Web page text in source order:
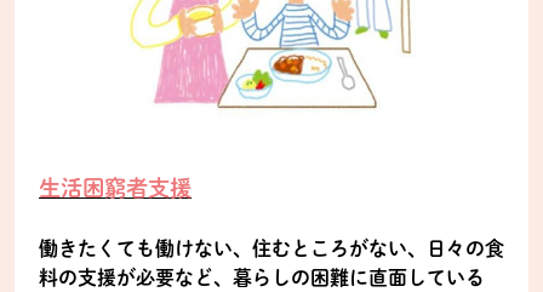
生活困窮者支援
働きたくても働けない、住むところがない、日々の食
料の支援が必要など、暮らしの困難に直面している